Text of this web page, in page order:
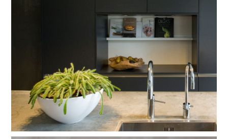
wat er maximaal nodig is om een meter tafel uit te lichten?
slechts één ultra platte pixel van 15×15 cm, berekende
ferrolight design. met zijn 6,5 mm dikte bijna nog platter dan